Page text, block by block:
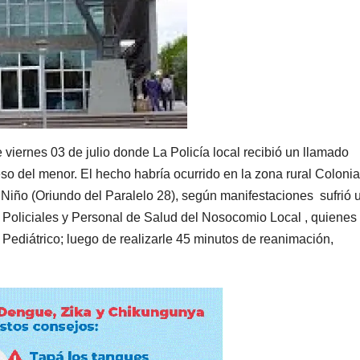
03 de julio donde La Policía local recibió un llamado
del menor. El hecho habría ocurrido en la zona rural Colonia
(Oriundo del Paralelo 28), según manifestaciones sufrió
y Personal de Salud del Nosocomio Local , quienes
luego de realizarle 45 minutos de reanimación,